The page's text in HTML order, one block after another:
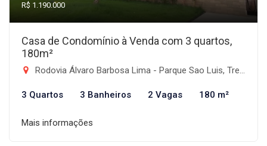
R$ 1.190.000
Casa de Condomínio à Venda com 3 quartos,
180m²
Rodovia Álvaro Barbosa Lima - Parque Sao Luis, Tremembé-SP
3 Quartos 3 Banheiros 2 Vagas 180 m²
Mais informações